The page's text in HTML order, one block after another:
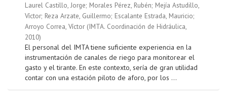
Laurel Castillo, Jorge; Morales Pérez, Rubén; Mejía Astudillo,
Víctor; Reza Arzate, Guillermo; Escalante Estrada, Mauricio;
Arroyo Correa, Víctor (IMTA. Coordinación de Hidráulica,
2010)
El personal del IMTA tiene suficiente experiencia en la
instrumentación de canales de riego para monitorear el
gasto y el tirante. En este contexto, sería de gran utilidad
contar con una estación piloto de aforo, por los ...